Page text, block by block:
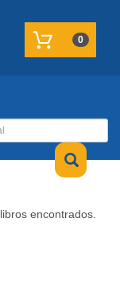
0
libros encontrados.